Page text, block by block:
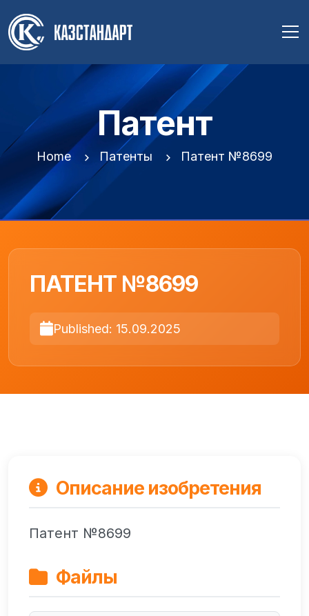
Патент
Home Патенты Патент №8699
ПАТЕНТ №8699
Published: 15.09.2025
Описание изобретения
Патент №8699
Файлы